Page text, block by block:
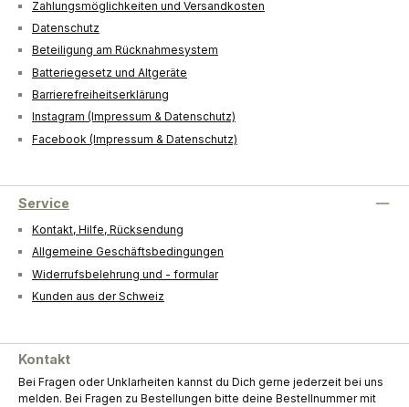
Zahlungsmöglichkeiten und Versandkosten
Datenschutz
Beteiligung am Rücknahmesystem
Batteriegesetz und Altgeräte
Barrierefreiheitserklärung
Instagram (Impressum & Datenschutz)
Facebook (Impressum & Datenschutz)
Service
Kontakt, Hilfe, Rücksendung
Allgemeine Geschäftsbedingungen
Widerrufsbelehrung und - formular
Kunden aus der Schweiz
Kontakt
Bei Fragen oder Unklarheiten kannst du Dich gerne jederzeit bei uns
melden. Bei Fragen zu Bestellungen bitte deine Bestellnummer mit